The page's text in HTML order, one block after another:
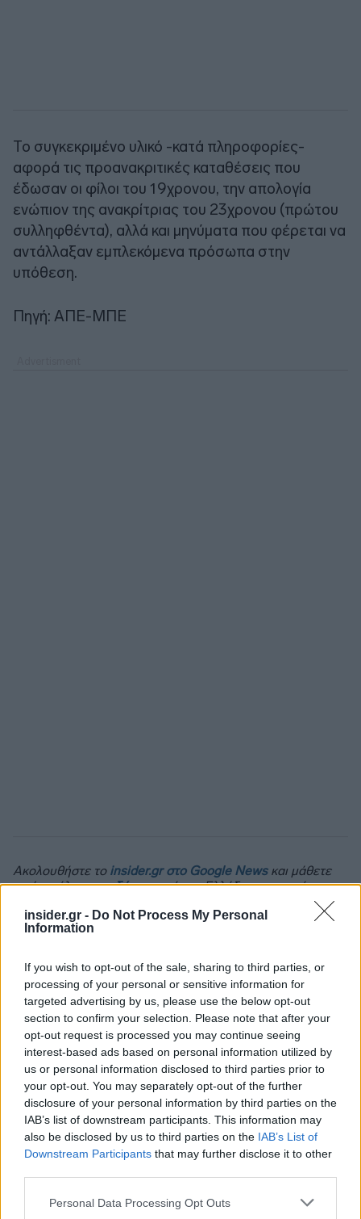
insider.gr - Do Not Process My Personal
Information
If you wish to opt-out of the sale, sharing to third parties, or
processing of your personal or sensitive information for
targeted advertising by us, please use the below opt-out
section to confirm your selection. Please note that after your
opt-out request is processed you may continue seeing
interest-based ads based on personal information utilized by
us or personal information disclosed to third parties prior to
your opt-out. You may separately opt-out of the further
disclosure of your personal information by third parties on the
IAB’s list of downstream participants. This information may
also be disclosed by us to third parties on the IAB’s List of
Downstream Participants that may further disclose it to other
Please note that this website/app uses one or more Google
Personal Data Processing Opt Outs
Το συγκεκριμένο υλικό -κατά πληροφορίες-
αφορά τις προανακριτικές καταθέσεις που
έδωσαν οι φίλοι του 19χρονου, την απολογία
ενώπιον της ανακρίτριας του 23χρονου (πρώτου
συλληφθέντα), αλλά και μηνύματα που φέρεται να
αντάλλαξαν εμπλεκόμενα πρόσωπα στην
υπόθεση.
Πηγή: ΑΠΕ-ΜΠΕ
Ακολουθήστε το insider.gr στο Google Newsκαι μάθετε
πρώτοι όλες τιςειδήσειςαπό την Ελλάδα και τον κόσμο.
Διαβάζονται αυτή τη στιγμή